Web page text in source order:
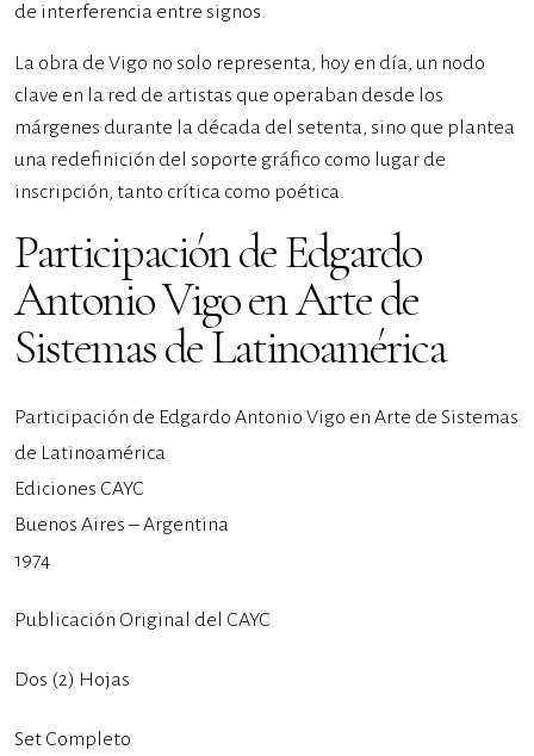
de interferencia entre signos.
La obra de Vigo no solo representa, hoy en día, un nodo
clave en la red de artistas que operaban desde los
márgenes durante la década del setenta, sino que plantea
una redefinición del soporte gráfico como lugar de
inscripción, tanto crítica como poética.
Participación de Edgardo
Antonio Vigo en Arte de
Sistemas de Latinoamérica
Participación de Edgardo Antonio Vigo en Arte de Sistemas
de Latinoamérica
Ediciones CAYC
Buenos Aires – Argentina
1974
Publicación Original del CAYC
Dos (2) Hojas
Set Completo